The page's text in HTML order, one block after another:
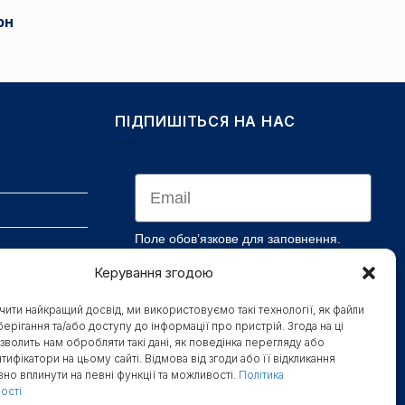
Керування згодою
найкращий досвід, ми використовуємо такі технології, як файли
та/або доступу до інформації про пристрій. Згода на ці
нам обробляти такі дані, як поведінка перегляду або
на цьому сайті. Відмова від згоди або її відкликання
вплинути на певні функції та можливості. Політика
838 грн
Поточна
ПІДПИШІТЬСЯ НА НАС
Email
Поле обов’язкове для заповнення.
Станьте першими, хто отримає бонуси,
ПІДПИСАТИСЯ